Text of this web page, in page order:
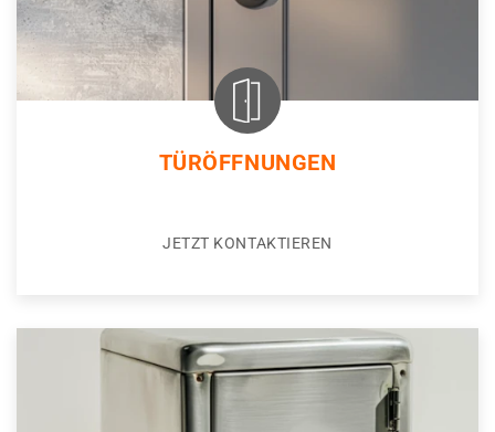
TÜRÖFFNUNGEN
JETZT KONTAKTIEREN